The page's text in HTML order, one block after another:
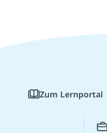
Zum Lernportal